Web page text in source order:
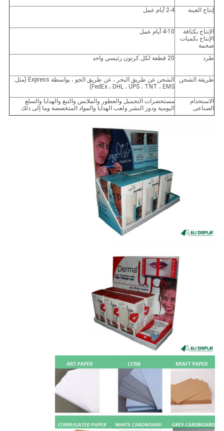
إنتاج العينة 2-4 أيام عمل
الإنتاج بكثافة
الإنتاج بكميات
ضخمة
4-10 أيام عمل
طرد 20 قطعة لكل كرتون رئيسي واحد
طريقة الشحن
الشحن عن طريق البحر ، عن طريق الجو ، بواسطة Express (مثل:
FedEx ، DHL ، UPS ، TNT ، EMS)
الاستخدام
الصناعى
مستحضرات التجميل والعطور والملابس والتبغ والهدايا والسلع
اليومية ودور النشر ولعب الهدايا والمواد المتخصصة وما إلى ذلك